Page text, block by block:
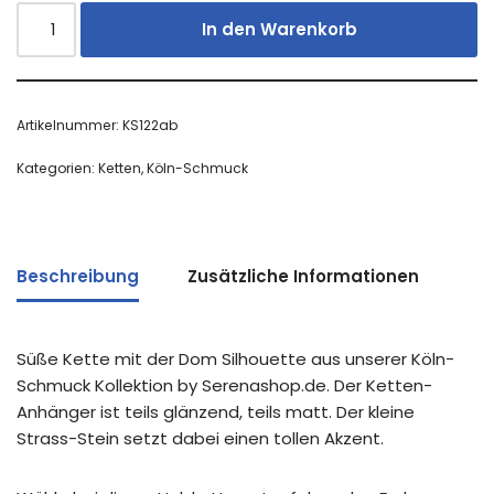
In den Warenkorb
Artikelnummer: KS122ab
Kategorien: Ketten,Köln-Schmuck
Beschreibung Zusätzliche Informationen
Süße Kette mit der Dom Silhouette aus unserer Köln-
Schmuck Kollektion by Serenashop.de. Der Ketten-
Anhänger ist teils glänzend, teils matt. Der kleine
Strass-Stein setzt dabei einen tollen Akzent.